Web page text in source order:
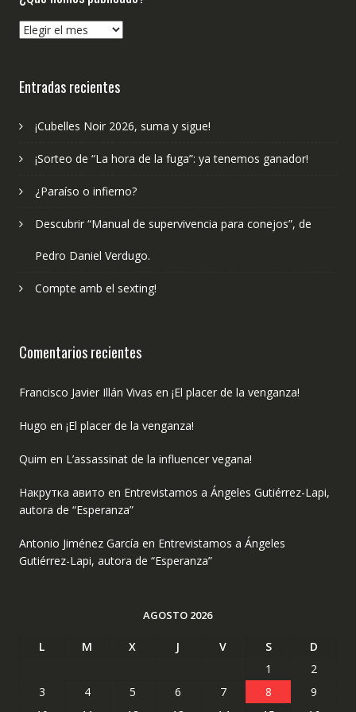
¿Qué
Entradas recientes
¡Cubelles Noir 2026, suma y sigue!
¡Sorteo de “La hora de la fuga”: ya tenemos ganador!
¿Paraíso o infierno?
Descubrir “Manual de supervivencia para conejos”, de
Pedro Daniel Verdugo.
Compte amb el sexting!
Comentarios recientes
Francisco Javier Illán Vivas en ¡El placer de la venganza!
Hugo en ¡El placer de la venganza!
Quim en L’assassinat de la influencer vegana!
Накрутка авито en Entrevistamos a Ángeles Gutiérrez-Lapi,
autora de “Esperanza”
Antonio Jiménez García en Entrevistamos a Ángeles
Gutiérrez-Lapi, autora de “Esperanza”
AGOSTO 2026
L M X J V S
D
1
2
3
4 5 6 7 8
9